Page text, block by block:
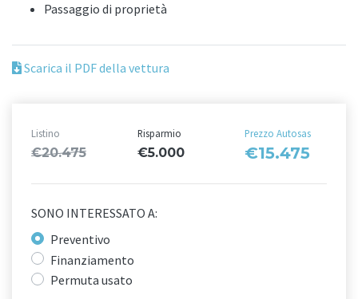
Passaggio di proprietà
Scarica il PDF della vettura
Listino
€20.475
Risparmio
€5.000
Prezzo Autosas
€15.475
SONO INTERESSATO A:
Preventivo
Finanziamento
Permuta usato